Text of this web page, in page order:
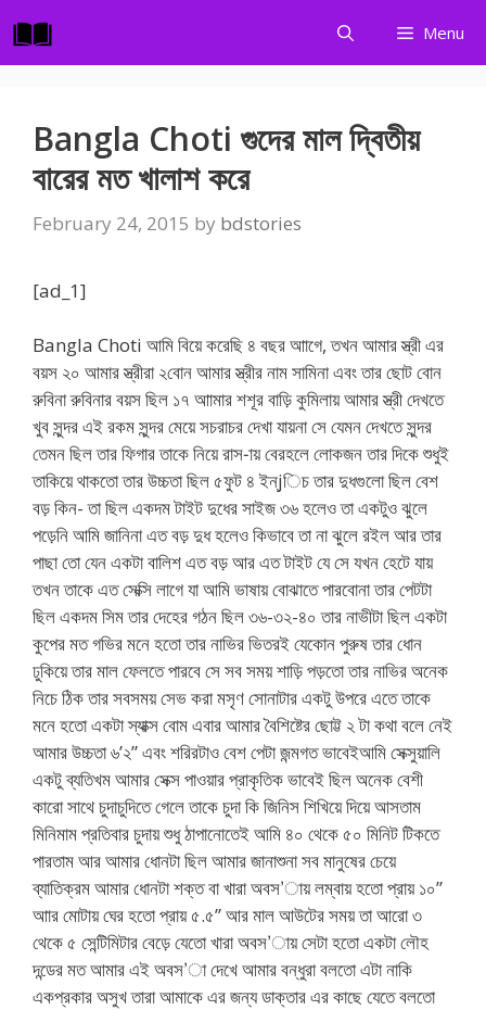
to
content
Menu
Bangla Choti গুদের মাল দ্বিতীয়
বারের মত খালাশ করে
February 24, 2015 by bdstories
[ad_1]
Bangla Choti আমি বিয়ে করেছি ৪ বছর আাগে, তখন আমার স্ত্রী এর
বয়স ২০ আমার স্ত্রীরা ২বোন আমার স্ত্রীর নাম সামিনা এবং তার ছোট বোন
রুবিনা রুবিনার বয়স ছিল ১৭ আামার শশূর বাড়ি কুমিলায় আমার স্ত্রী দেখতে
খুব সুন্দর এই রকম সুন্দর মেয়ে সচরাচর দেখা যায়না সে যেমন দেখতে সুন্দর
তেমন ছিল তার ফিগার তাকে নিয়ে রাস-ায় বেরহলে লোকজন তার দিকে শুধুই
তাকিয়ে থাকতো তার উচ্চতা ছিল ৫ফুট ৪ ইন্jিচ তার দুধগুলো ছিল বেশ
বড় কিন- তা ছিল একদম টাইট দুধের সাইজ ৩৬ হলেও তা একটুও ঝুলে
পড়েনি আমি জানিনা এত বড় দুধ হলেও কিভাবে তা না ঝুলে রইল আর তার
পাছা তো যেন একটা বালিশ এত বড় আর এত টাইট যে সে যখন হেটে যায়
তখন তাকে এত সেক্সি লাগে যা আমি ভাষায় বোঝাতে পারবোনা তার পেটটা
ছিল একদম সিম তার দেহের গঠন ছিল ৩৬-৩২-৪০ তার নাভীটা ছিল একটা
কুপের মত গভির মনে হতো তার নাভির ভিতরই যেকোন পুরুষ তার ধোন
ঢুকিয়ে তার মাল ফেলতে পারবে সে সব সময় শাড়ি পড়তো তার নাভির অনেক
নিচে ঠিক তার সবসময় সেভ করা মসৃণ সোনাটার একটু উপরে এতে তাকে
মনে হতো একটা স্যাক্স বোম এবার আমার বৈশিষ্টের ছোট্ট ২ টা কথা বলে নেই
আমার উচ্চতা ৬’২” এবং শরিরটাও বেশ পেটা জন্মগত ভাবেইআমি সেক্সুয়ালি
একটু ব্যতিখম আমার সেক্স পাওয়ার প্রাকৃতিক ভাবেই ছিল অনেক বেশী
কারো সাথে চুদাচুদিতে গেলে তাকে চুদা কি জিনিস শিখিয়ে দিয়ে আসতাম
মিনিমাম প্রতিবার চুদায় শুধু ঠাপানোতেই আমি ৪০ থেকে ৫০ মিনিট টিকতে
পারতাম আর আমার ধোনটা ছিল আমার জানাশুনা সব মানুষের চেয়ে
ব্যাতিক্রম আমার ধোনটা শক্ত বা খারা অবস’ায় লম্বায় হতো প্রায় ১০”
আার মোটায় ঘের হতো প্রায় ৫.৫” আর মাল আউটের সময় তা আরো ৩
থেকে ৫ সেন্টিমিটার বেড়ে যেতো খারা অবস’ায় সেটা হতো একটা লৌহ
দন্ডের মত আমার এই অবস’া দেখে আমার বন্ধুরা বলতো এটা নাকি
একপ্রকার অসুখ তারা আমাকে এর জন্য ডাক্তার এর কাছে যেতে বলতো